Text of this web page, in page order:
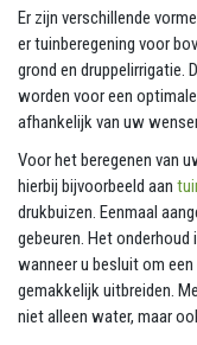
Er zijn verschillende
er tuinberegening voor
grond en druppelirrigatie.
worden voor een
afhankelijk van uw
Voor het beregenen van
hierbij bijvoorbeeld aan
drukbuizen. Eenmaal
gebeuren. Het onderhoud
wanneer u besluit om
gemakkelijk uitbreiden.
niet alleen water, maar